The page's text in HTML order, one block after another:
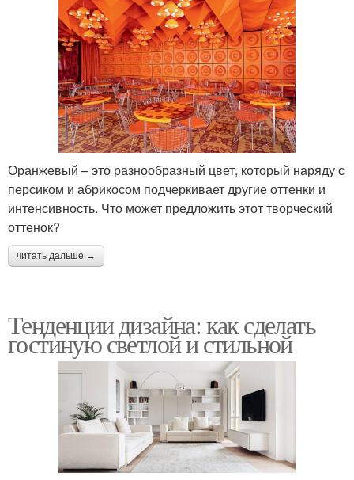
Оранжевый – это разнообразный цвет, который наряду с
персиком и абрикосом подчеркивает другие оттенки и
интенсивность. Что может предложить этот творческий
оттенок?
читать дальше →
Тенденции дизайна: как сделать
гостиную светлой и стильной